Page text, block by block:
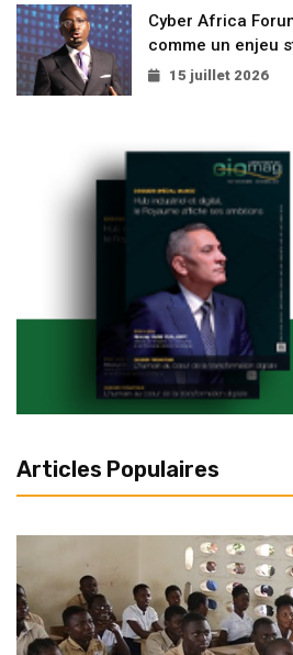
Cyber Africa
comme un enjeu
15 juillet 2026
Articles Populaires